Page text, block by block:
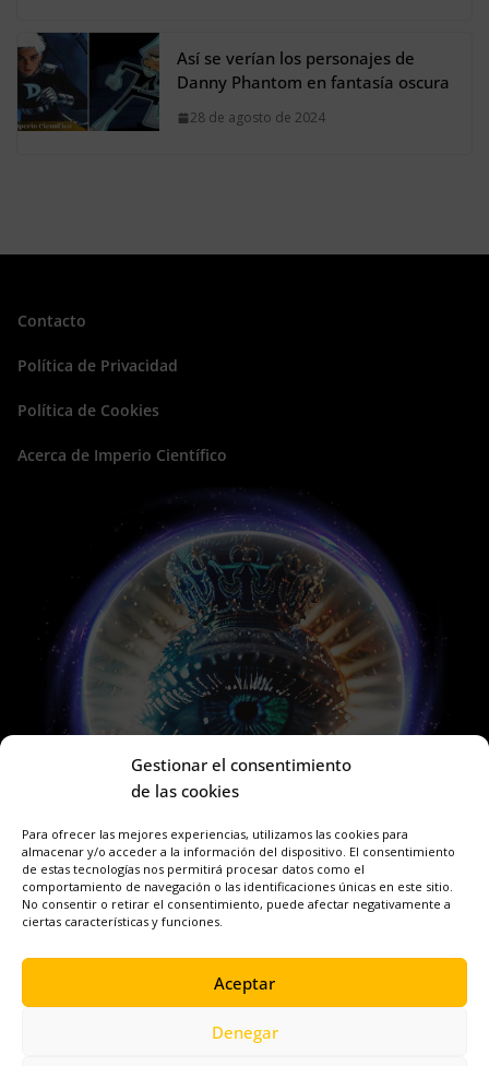
Gestionar el consentimiento
de las cookies
Para ofrecer las mejores experiencias, utilizamos las cookies para
almacenar y/o acceder a la información del dispositivo. El consentimiento
de estas tecnologías nos permitirá procesar datos como el
comportamiento de navegación o las identificaciones únicas en este sitio.
No consentir o retirar el consentimiento, puede afectar negativamente a
ciertas características y funciones.
Aceptar
Denegar
Así se verían los personajes de
Danny Phantom en fantasía oscura
28 de agosto de 2024
Contacto
Política de Privacidad
Política de Cookies
Acerca de Imperio Científico
Imperio Cientifico